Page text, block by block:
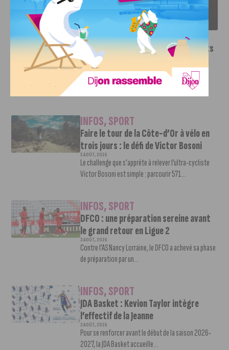
LE DFCO DÉVOILE SES NOUVEAUX MAILLOTS POUR LA
SAISON 2026-2027
INFOS,SPORT
Le DFCO dévoile ses nouveaux maillots
pour la saison 2026-2027
6 AOÛT, 2026
Le club dijonnais a présenté ses nouveaux maillots
pour son retour en Ligue 2....
INFOS,SPORT
Faire le tour de la Côte-d’Or à vélo en
trois jours : le défi de Victor Bosoni
5 AOÛT, 2026
Le challenge que s’apprête à relever l’ultra-cycliste
Victor Bosoni est simple : parcourir 571...
INFOS,SPORT
DFCO : une préparation sereine avant
le grand retour en Ligue 2
3 AOÛT, 2026
Contre l’AS Nancy Lorraine, le DFCO a achevé sa phase
de préparation par un...
INFOS,SPORT
JDA Basket : Kevion Taylor intègre
l’effectif de la Jeanne
3 AOÛT, 2026
Pour se renforcer avant le début de la saison 2026-
2027, la JDA Basket accueille...